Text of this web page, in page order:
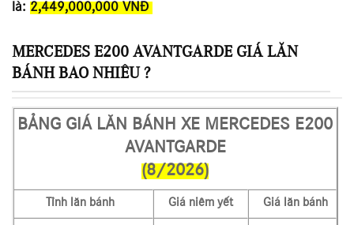
là: 2,449,000,000 VNĐ
MERCEDES E200 AVANTGARDE GIÁ LĂN
BÁNH BAO NHIÊU ?
BẢNG GIÁ LĂN BÁNH XE MERCEDES E200
AVANTGARDE
(8/2026)
Tỉnh lăn bánh Giá niêm yết Giá lăn bánh